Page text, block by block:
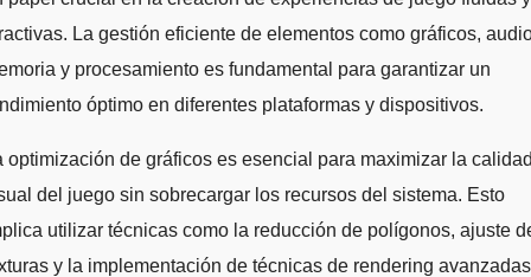
La gestión eficiente de elementos como gráficos,
y procesamiento es fundamental para garantizar un
óptimo en diferentes plataformas y dispositivos.
optimización de gráficos es esencial para maximizar la
del juego sin sobrecargar los recursos del sistema. Esto
utilizar técnicas como la reducción de polígonos, ajuste
y la implementación de técnicas de rendering avanzadas